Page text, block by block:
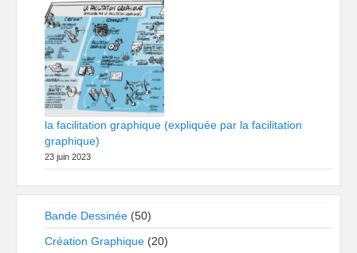
la facilitation graphique (expliquée par la facilitation
graphique)
23 juin 2023
Bande Dessinée (50)
Création Graphique (20)